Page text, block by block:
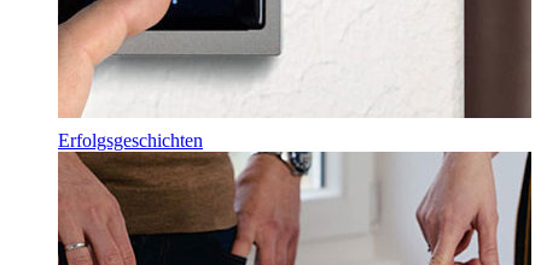
Erfolgsgeschichten